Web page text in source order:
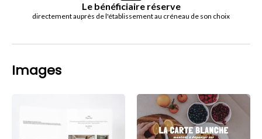
Le bénéficiaire réserve
directement auprès de l'établissement au créneau de son choix
Images